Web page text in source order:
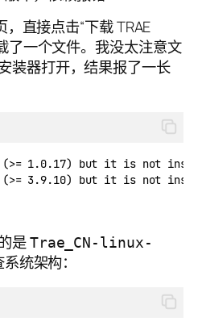
，直接点击“下载 TRAE
了一个文件。我没太注意文
装器打开，结果报了一长
(>= 1.0.17) but it is not
(>= 3.9.10) but it is not
是Trae_CN-linux-
统架构：